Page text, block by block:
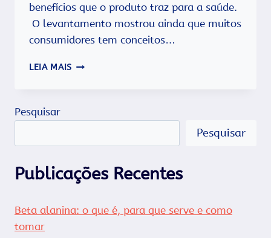
benefícios que o produto traz para a saúde.
O levantamento mostrou ainda que muitos
consumidores tem conceitos…
LEIA MAIS O
Pesquisar
Pesquisar
Publicações Recentes
Beta alanina: o que é, para que serve e como
tomar